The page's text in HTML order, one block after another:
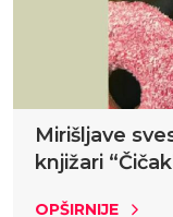
Mirišljave
knjižari
OPŠIRNIJE